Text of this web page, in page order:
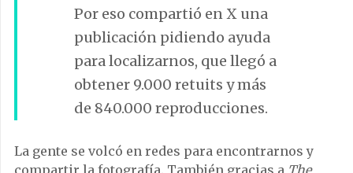
Por eso compartió en X una
publicación pidiendo ayuda
para localizarnos, que llegó a
obtener 9.000 retuits y más
de 840.000 reproducciones.
La gente se volcó en redes para encontrarnos y
compartir la fotografía. También gracias a The